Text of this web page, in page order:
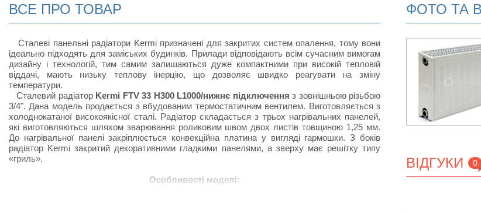
ВСЕ ПРО ТОВАР
Сталеві панельні радіатори Kermi призначені для закритих систем опалення, тому вони
ідеально підходять для заміських будинків. Прилади відповідають всім сучасним вимогам
дизайну і технологій, тим самим залишаються дуже компактними при високій тепловій
віддачі, мають низьку теплову інерцію, що дозволяє швидко реагувати на зміну
температури.
Сталевий радіатор Kermi FTV 33 H300 L1000/нижнє підключення з зовнішньою різьбою
3/4". Дана модель продається з вбудованим термостатичним вентилем. Виготовляється з
холоднокатаної високоякісної сталі. Радіатор складається з трьох нагрівальних панелей,
які виготовляються шляхом зварювання роликовим швом двох листів товщиною 1,25 мм.
До нагрівальної панелі закріплюється конвекційна платина у вигляді гармошки. З боків
радіатор Kermi закритий декоративними гладкими панелями, а зверху має решітку типу
«гриль».
Особливості моделі:
ФОТО ТА
ВІДГУКИ 0